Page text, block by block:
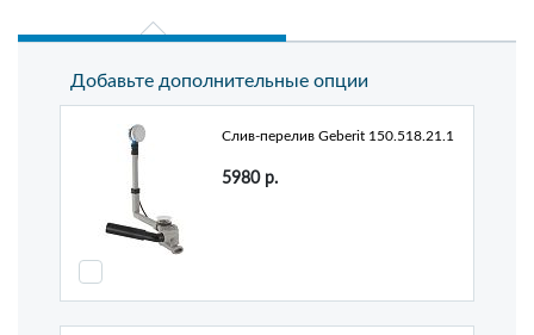
Добавьте дополнительные опции
Слив-перелив Geberit 150.518.21.1
5980р.